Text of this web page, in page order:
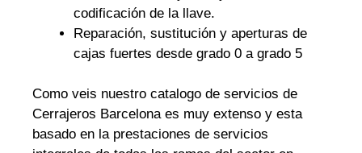
codificación de la llave.
Reparación, sustitución y aperturas de
cajas fuertes desde grado 0 a grado 5
Como veis nuestro catalogo de servicios de
Cerrajeros Barcelona es muy extenso y esta
basado en la prestaciones de servicios